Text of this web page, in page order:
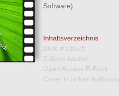
Software)
Inhaltsverzeichnis
Blick ins Buch
E-Book kaufen
Open Access E-Book
Cover in hoher